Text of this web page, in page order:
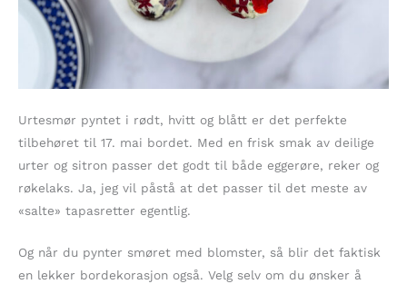
Urtesmør pyntet i rødt, hvitt og blått er det perfekte
tilbehøret til 17. mai bordet. Med en frisk smak av deilige
urter og sitron passer det godt til både eggerøre, reker og
røkelaks. Ja, jeg vil påstå at det passer til det meste av
«salte» tapasretter egentlig.
Og når du pynter smøret med blomster, så blir det faktisk
en lekker bordekorasjon også. Velg selv om du ønsker å